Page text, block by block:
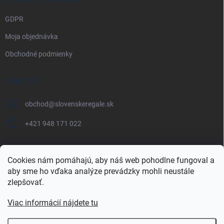
Cookies nám pomáhajú, aby náš web pohodlne fungoval a
aby sme ho vďaka analýze prevádzky mohli neustále
zlepšovať.
Viac informácií nájdete tu
GDPR
Moja objednávka
Obchodné podmienky
KONTAKT
obchod@slovenskeregale.sk
+421 948 171 022
Najnakup.sk Heureka.sk Pricemania.sk